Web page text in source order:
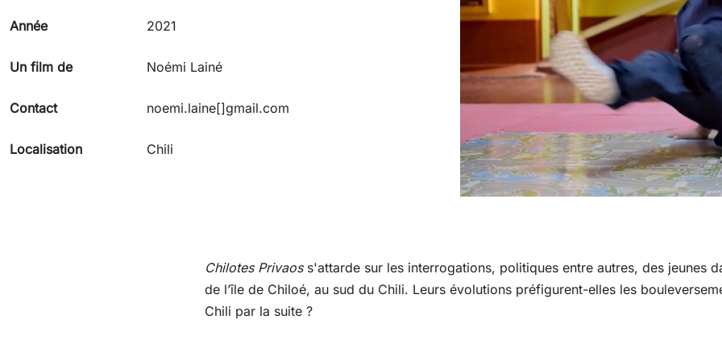
Année 2021
Un film de Noémi Lainé
Contact noemi.laine[]gmail.com
Localisation Chili
Chilotes Privaoss'attarde sur les interrogations, politiques entre autres, des jeunes
de l’île de Chiloé, au sud du Chili. Leurs évolutions préfigurent-elles les
Chili par la suite ?